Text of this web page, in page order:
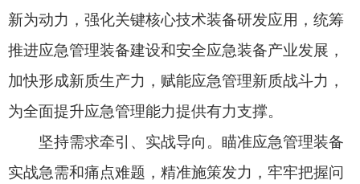
系，强化顶层设计，做好前瞻布局，急用先行、梯
次推进应急管理装备现代化建设。坚持创新驱动、
性、引领性创新，深入开展关键共性技术和“卡脖
子”难题攻关，不断提升应急管理装备自主创新能
力，为可持续高质量发展蓄势赋能。坚持统筹引
导、协同联动。加大政府引导带动力度，激发社会